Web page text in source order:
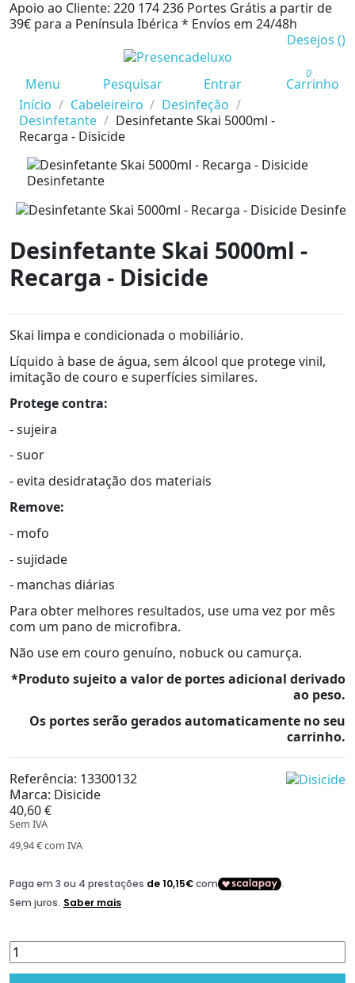
Apoio ao Cliente: 220 174 236 Portes Grátis a partir de
39€ para a Península Ibérica * Envíos em 24/48h
Desejos ()
Menu Pesquisar Entrar
0
Carrinho
Início
Cabeleireiro
Desinfeção
Desinfetante
Desinfetante Skai 5000ml -
Recarga - Disicide
Desinfetante Skai 5000ml -
Recarga - Disicide
Skai limpa e condicionada o mobiliário.
Líquido à base de água, sem álcool que protege vinil,
imitação de couro e superfícies similares.
Protege contra:
- sujeira
- suor
- evita desidratação dos materiais
Remove:
- mofo
- sujidade
- manchas diárias
Para obter melhores resultados, use uma vez por mês
com um pano de microfibra.
Não use em couro genuíno, nobuck ou camurça.
*Produto sujeito a valor de portes adicional derivado
ao peso.
Os portes serão gerados automaticamente no seu
carrinho.
Referência: 13300132
Marca: Disicide
40,60 €
Sem IVA
49,94 €com IVA